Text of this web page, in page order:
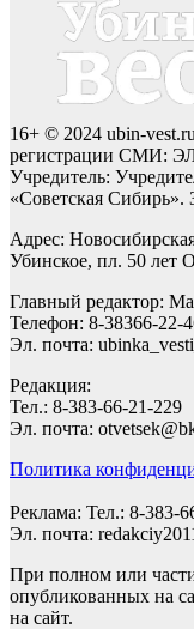
16+ © 2024 ubin-
регистрации СМИ:
Учредитель:
«Советская Сибирь».
Адрес:
Убинское, пл. 50 лет
Главный редактор:
Телефон: 8-38366-22-
Эл. почта:
Редакция:
Тел.: 8-383-66-21-229
Эл. почта:
Политика
Реклама: Тел.: 8-383-
Эл. почта:
При полном или
опубликованных на
на сайт.